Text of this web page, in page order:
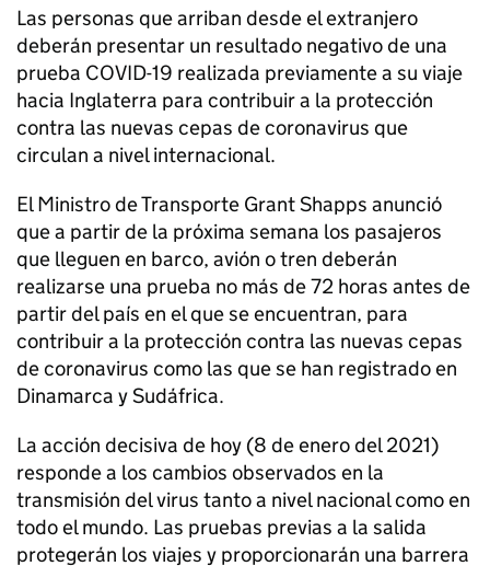
Las personas que arriban desde el extranjero
deberán presentar un resultado negativo de una
prueba COVID-19 realizada previamente a su viaje
hacia Inglaterra para contribuir a la protección
contra las nuevas cepas de coronavirus que
circulan a nivel internacional.
El Ministro de Transporte Grant Shapps anunció
que a partir de la próxima semana los pasajeros
que lleguen en barco, avión o tren deberán
realizarse una prueba no más de 72 horas antes de
partir del país en el que se encuentran, para
contribuir a la protección contra las nuevas cepas
de coronavirus como las que se han registrado en
Dinamarca y Sudáfrica.
La acción decisiva de hoy (8 de enero del 2021)
responde a los cambios observados en la
transmisión del virus tanto a nivel nacional como en
todo el mundo. Las pruebas previas a la salida
protegerán los viajes y proporcionarán una barrera